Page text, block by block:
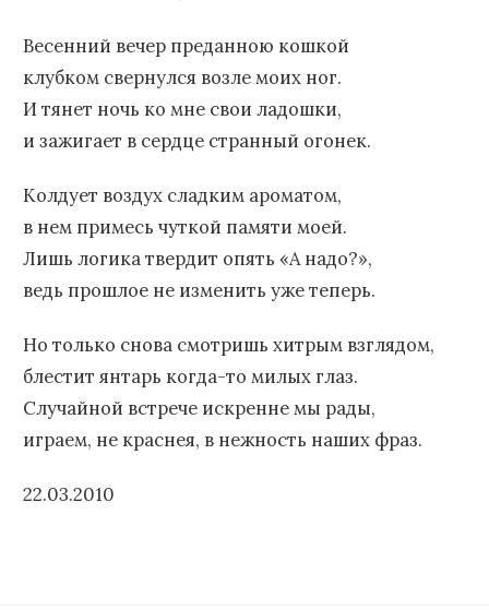
Весенний вечер преданною кошкой
клубком свернулся возле моих ног.
И тянет ночь ко мне свои ладошки,
и зажигает в сердце странный огонек.
Колдует воздух сладким ароматом,
в нем примесь чуткой памяти моей.
Лишь логика твердит опять «А надо?»,
ведь прошлое не изменить уже теперь.
Но только снова смотришь хитрым взглядом,
блестит янтарь когда-то милых глаз.
Случайной встрече искренне мы рады,
играем, не краснея, в нежность наших фраз.
22.03.2010